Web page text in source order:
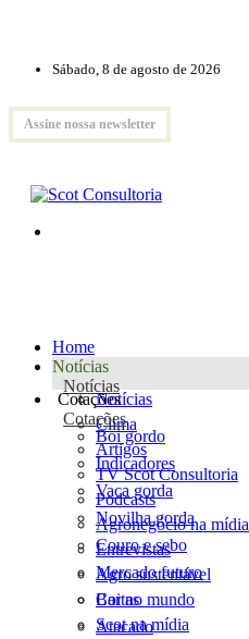
Sábado, 8 de agosto de 2026
Assine nossa newsletter
Home
Notícias
Notícias
Notícias
Clima
Artigos
TV Scot Consultoria
Podcasts
Agronegócio na mídia
Entrevistas
Agro sustentável
Cartas
Scot na mídia
Cotações
Cotações
Boi gordo
Indicadores
Vaca gorda
Novilha gorda
Couro e sebo
Mercado futuro
Boi no mundo
Atacado